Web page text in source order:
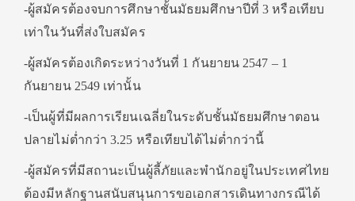
-ผู้สมัครต้องจบการศึกษาชั้นมัธยมศึกษาปีที่ 3 หรือเทียบ
เท่าในวันที่ส่งใบสมัคร
-ผู้สมัครต้องเกิดระหว่างวันที่ 1 กันยายน 2547 – 1
กันยายน 2549 เท่านั้น
-เป็นผู้ที่มีผลการเรียนเฉลี่ยในระดับชั้นมัธยมศึกษาตอน
ปลายไม่ต่ำกว่า 3.25 หรือเทียบได้ไม่ต่ำกว่านี้
-ผู้สมัครที่มีสถานะเป็นผู้ลี้ภัยและพำนักอยู่ในประเทศไทย
ต้องมีหลักฐานสนับสนุนการขอเอกสารเดินทางกรณีได้